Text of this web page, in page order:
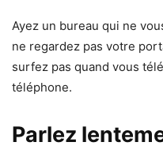
Ayez un bureau qui ne
ne regardez pas votre
surfez pas quand vous
téléphone.
Parlez